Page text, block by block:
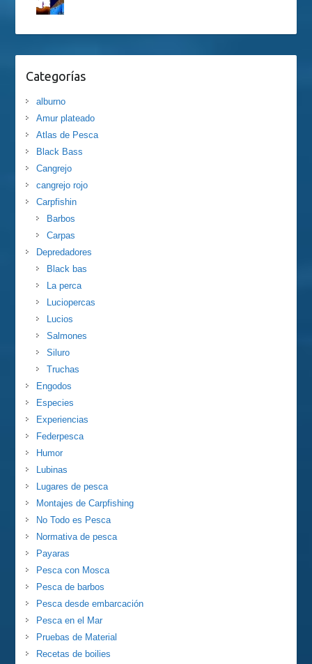
Categorías
alburno
Amur plateado
Atlas de Pesca
Black Bass
Cangrejo
cangrejo rojo
Carpfishin
Barbos
Carpas
Depredadores
Black bas
La perca
Luciopercas
Lucios
Salmones
Siluro
Truchas
Engodos
Especies
Experiencias
Federpesca
Humor
Lubinas
Lugares de pesca
Montajes de Carpfishing
No Todo es Pesca
Normativa de pesca
Payaras
Pesca con Mosca
Pesca de barbos
Pesca desde embarcación
Pesca en el Mar
Pruebas de Material
Recetas de boilies